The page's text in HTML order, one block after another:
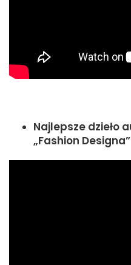
Najlepsze dzieło
„Fashion